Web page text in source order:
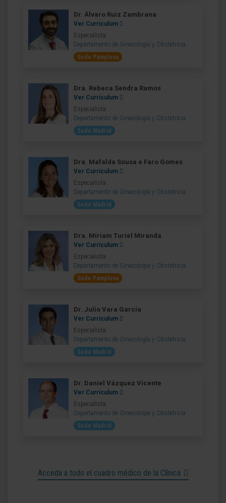
Dr. Álvaro Ruiz Zambrana
Ver Curriculum
Especialista
Departamento de Ginecología y Obstetricia
Sede Pamplona
Dra. Rebeca Sendra Ramos
Ver Curriculum
Especialista
Departamento de Ginecología y Obstetricia
Sede Madrid
Dra. Mafalda Sousa e Faro Gomes
Ver Curriculum
Especialista
Departamento de Ginecología y Obstetricia
Sede Madrid
Dra. Miriam Turiel Miranda
Ver Curriculum
Especialista
Departamento de Ginecología y Obstetricia
Sede Pamplona
Dr. Julio Vara García
Ver Curriculum
Especialista
Departamento de Ginecología y Obstetricia
Sede Madrid
Dr. Daniel Vázquez Vicente
Ver Curriculum
Especialista
Departamento de Ginecología y Obstetricia
Sede Madrid
Acceda a todo el cuadro médico de la Clínica